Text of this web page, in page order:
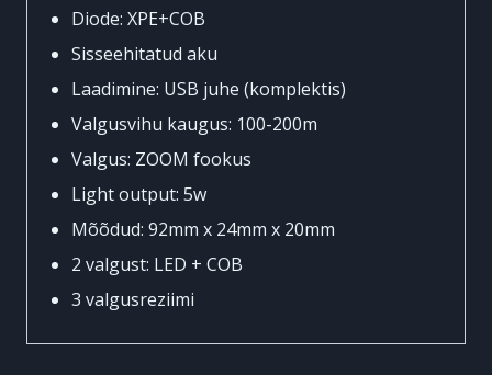
Diode: XPE+COB
Sisseehitatud aku
Laadimine: USB juhe (komplektis)
Valgusvihu kaugus: 100-200m
Valgus: ZOOM fookus
Light output: 5w
Mõõdud: 92mm x 24mm x 20mm
2 valgust: LED + COB
3 valgusreziimi